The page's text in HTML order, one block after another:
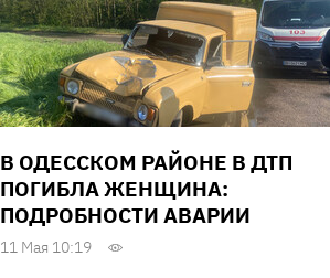
В ОДЕССКОМ РАЙОНЕ В ДТП
ПОГИБЛА ЖЕНЩИНА:
ПОДРОБНОСТИ АВАРИИ
11 Мая 10:19